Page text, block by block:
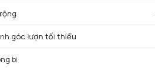
góc lượn tối thiểu
bi